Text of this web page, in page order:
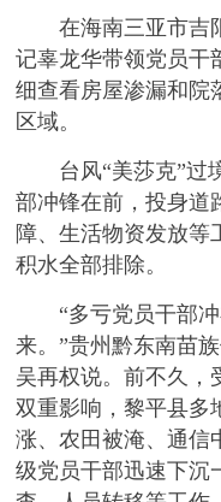
在海南三亚市吉阳
记辜龙华带领党员干
细查看房屋渗漏和院
区域。
台风“美莎克”过
部冲锋在前，投身道
障、生活物资发放等
积水全部排除。
“多亏党员干部冲
来。”贵州黔东南苗
吴再权说。前不久，
双重影响，黎平县多
涨、农田被淹、通信
级党员干部迅速下沉